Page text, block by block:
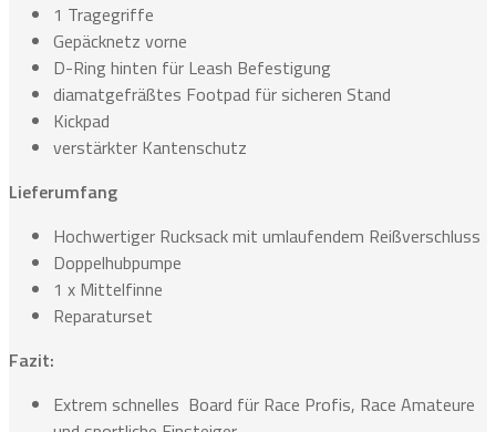
1 Tragegriffe
Gepäcknetz vorne
D-Ring hinten für Leash Befestigung
diamatgefräßtes Footpad für sicheren Stand
Kickpad
verstärkter Kantenschutz
Lieferumfang
Hochwertiger Rucksack mit umlaufendem Reißverschluss
Doppelhubpumpe
1 x Mittelfinne
Reparaturset
Fazit:
Extrem schnelles Board für Race Profis, Race Amateure